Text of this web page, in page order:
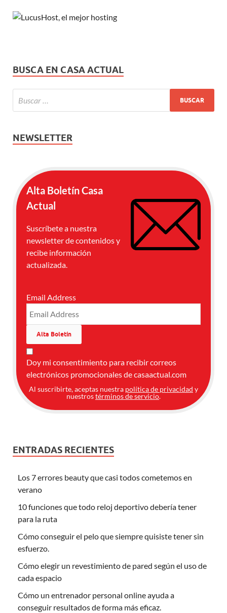
BUSCA EN CASA ACTUAL
NEWSLETTER
Alta Boletín Casa
Actual
Suscríbete a nuestra
newsletter de contenidos y
recibe información
actualizada.
Email Address
Doy mi consentimiento para recibir correos
electrónicos promocionales de casaactual.com
Al suscribirte, aceptas nuestra política de privacidad y
nuestrostérminos de servicio.
ENTRADAS RECIENTES
Los 7 errores beauty que casi todos cometemos en
verano
10 funciones que todo reloj deportivo debería tener
para la ruta
Cómo conseguir el pelo que siempre quisiste tener sin
esfuerzo.
Cómo elegir un revestimiento de pared según el uso de
cada espacio
Cómo un entrenador personal online ayuda a
conseguir resultados de forma más eficaz.